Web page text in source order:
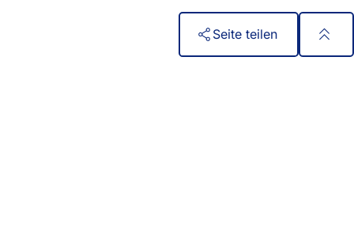
Seite teilen